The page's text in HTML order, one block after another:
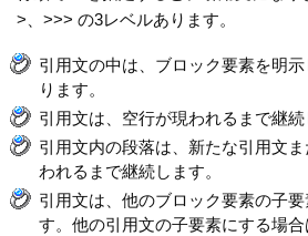
>、>>> の3レベルあります。
引用文の中は、ブロック要素を明
ります。
引用文は、空行が現われるまで継続
引用文内の段落は、新たな引用文
われるまで継続します。
引用文は、他のブロック要素の子
す。他の引用文の子要素にする場